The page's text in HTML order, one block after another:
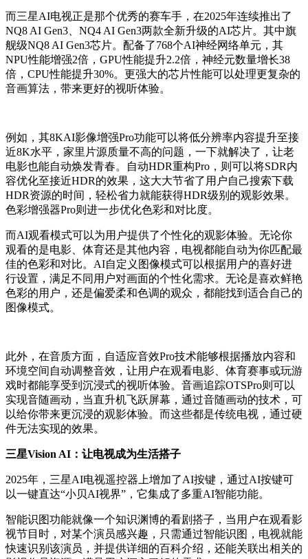
而三星AI电视正是那个优秀的赛车手，在2025年连续推出了
NQ8 AI Gen3、NQ4 AI Gen3两款全新升级的AI芯片。其中旗
舰级NQ8 AI Gen3芯片。配备了768个AI神经网络单元，其
NPU性能增强2倍，GPU性能提升2.2倍，神经元数量增长38
倍，CPU性能提升30%。更强大的芯片性能可以处理更复杂的
音画算法，带来更好的视听体验。
例如，其8KAI影像增强Pro功能可以将低分辨率内容提升至接
近8K水平，家里片源质量不高的问题，一下就解决了，让老
电影也能自动焕发青春。自动HDR重构Pro，则可以将SDR内
容优化至接近HDR的效果，这大大节省了用户自己搜索下载
HDR资源的时间，轻松省力就能获得HDR级别的观影效果。
色彩增强器Pro则进一步优化色彩和对比度。
而AI观看模式可以为用户提供了个性化的观影体验。无论你
观看的是电影、体育还是其他内容，电视都能自动为你匹配最
佳的色彩和对比。AI自定义图像模式可以根据用户的喜好进
行设置，满足不同用户对画面的个性化需求。无论是喜欢鲜艳
色彩的用户，还是偏爱柔和色调的观众，都能找到适合自己的
图像模式。
此外，在音质方面，自适应音效Pro技术能够根据播放内容和
环境空间自动调整音效，让用户在观看电影、体育赛事或玩游
戏时都能享受到沉浸式的视听体验。音画追踪OTSPro则可以
实现音随画动，当直升机飞跃屏幕，通过音随画动的技术，可
以给你带来更沉浸的观影体验。而这些都是传统电视，通过硬
件无法实现的效果。
三星Vision AI：让电视成为生活搭子
2025年，三星AI电视遥控器上增加了AI按键，通过AI按键可
以一键直达“小贝AI视界”，它集成了多重AI智能功能。
智能识图功能就像一个知识渊博的看剧搭子，当用户在观看影
视节目时，对某个演员感兴趣，只需通过智能识图，电视就能
快速识别该演员，并提供详细的百科介绍，还能关联出相关的